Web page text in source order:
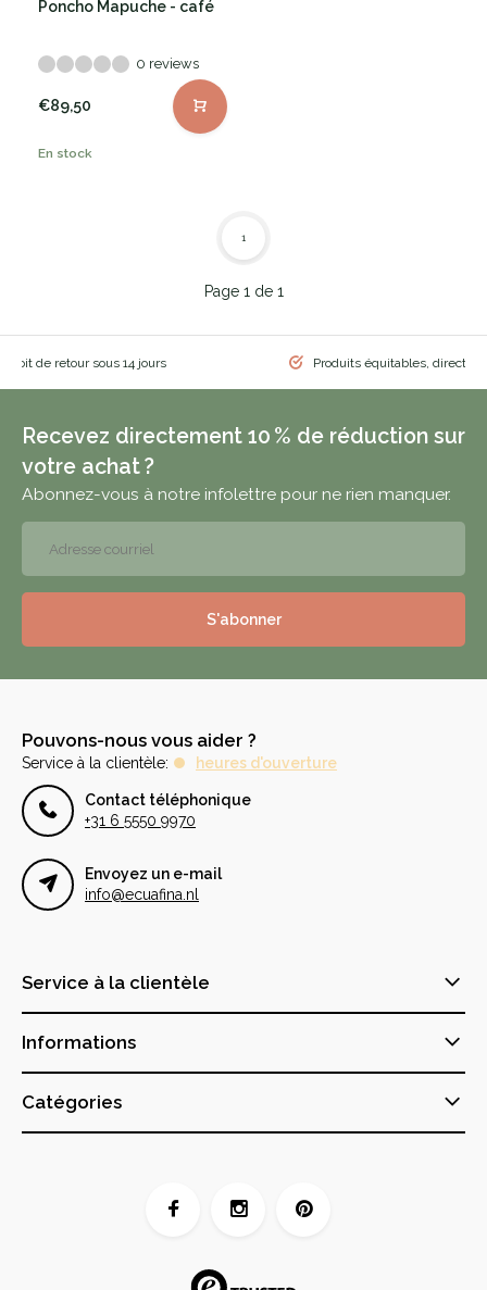
Poncho Mapuche - café
0 reviews
€89,50
En stock
Page 1 de 1
1
de retour sous 14 jours Produits équitables,
Recevez directement 10 % de réduction sur
votre achat ?
Abonnez-vous à notre infolettre pour ne rien manquer.
S'abonner
Pouvons-nous vous aider ?
Service à la clientèle: heures d'ouverture
Contact téléphonique
+31 6 5550 9970
Envoyez un e-mail
info@ecuafina.nl
Service à la clientèle
Informations
Catégories